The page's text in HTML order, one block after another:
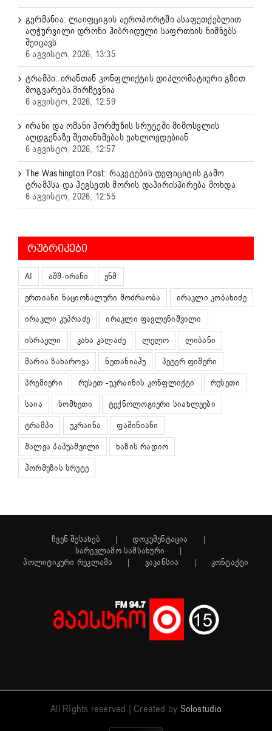
გერმანია: ლაიფციგის აეროპორტში ასაფეთქებლით
აღჭურვილი დრონი ჰიბრიდული საფრთხის ნიშნებს
შეიცავს
6 აგვისტო, 2026, 13:35
ტრამპი: ირანთან კონფლიქტის დიპლომატიური გზით
მოგვარება მირჩევნია
6 აგვისტო, 2026, 12:59
ირანი და ომანი ჰორმუზის სრუტეში მიმოსვლის
აღდგენაზე შეთანხმებას უახლოვდებიან
6 აგვისტო, 2026, 12:57
The Washington Post: რაკეტების დეფიციტის გამო
ტრამპსა და ჰეგსეთს შორის დაპირისპირება მოხდა
6 აგვისტო, 2026, 12:55
ᲠᲣᲑᲠᲘᲙᲔᲑᲘ
AI აშშ-ირანი
ენმ
ერთიანი ნაციონალური მოძრაობა
ირაკლი კობახიძე
ირაკლი კუპრაძე
ირაკლი ფავლენიშვილი
ისრაელი
კახა კალაძე ლელო
ლიბანი
მარია ზახაროვა
ნეთანიაჰუ
პეტერ ფიშერი
პრემიერი
რუსეთ -უკრაინის კონფლიქტი
რუსეთი
საია
სომხეთი
ტექნოლოგიური სიახლეები
ტრამპი
უკრაინა
ფაშინიანი
შალვა პაპუაშვილი
ხაზის რადიო
ჰორმუზის სრუტე
ჩვენ შესახებ
დოკუმენტაცია
სარეკლამო სამსახური
პოლიტიკური რეკლამა
ვაკანსია კონტაქტი
All RIghts reserved | Created by Solostudio